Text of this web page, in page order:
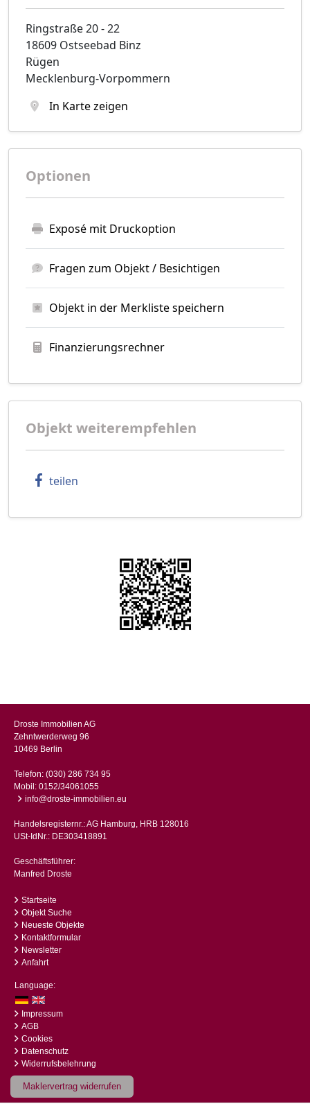
Ringstraße 20 - 22
18609 Ostseebad Binz
Rügen
Mecklenburg-Vorpommern
In Karte zeigen
Optionen
Exposé mit Druckoption
Fragen zum Objekt / Besichtigen
Objekt in der Merkliste speichern
Finanzierungsrechner
Objekt weiterempfehlen
teilen
Droste Immobilien AG
Zehntwerderweg 96
10469 Berlin
Telefon: (030) 286 734 95
Mobil: 0152/34061055
info@droste-immobilien.eu
Handelsregisternr.: AG Hamburg, HRB 128016
USt-IdNr.: DE303418891
Geschäftsführer:
Manfred Droste
Startseite
Objekt Suche
Neueste Objekte
Kontaktformular
Newsletter
Anfahrt
Language:
Impressum
AGB
Cookies
Datenschutz
Widerrufsbelehrung
Maklervertrag widerrufen